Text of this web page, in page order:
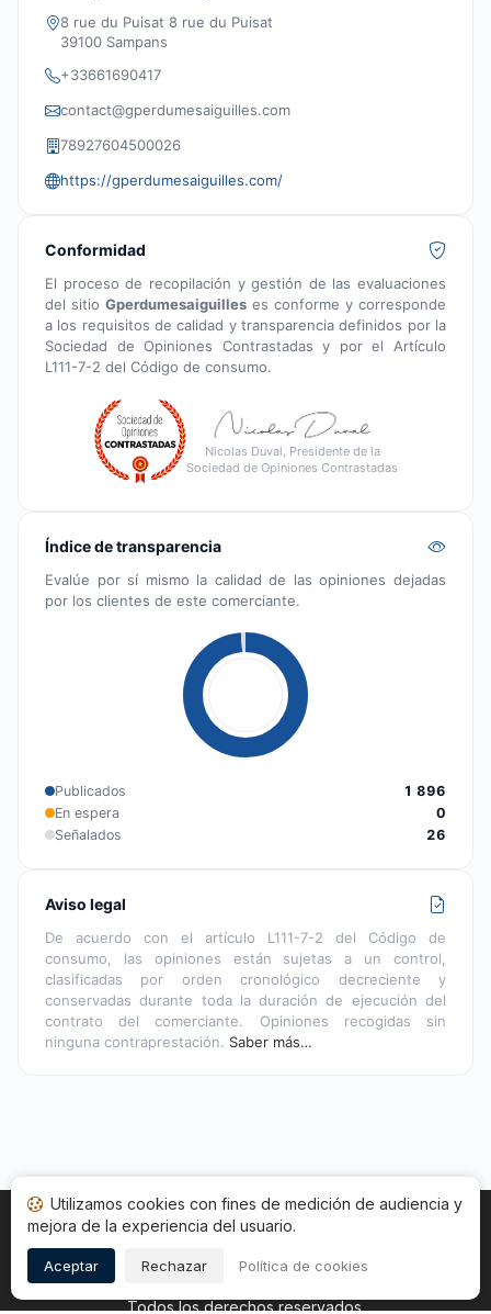
8 rue du Puisat 8 rue du Puisat
39100 Sampans
+33661690417
contact@gperdumesaiguilles.com
78927604500026
https://gperdumesaiguilles.com/
Conformidad
El proceso de recopilación y gestión de las evaluaciones
del sitio Gperdumesaiguilles es conforme y corresponde
a los requisitos de calidad y transparencia definidos por la
Sociedad de Opiniones Contrastadas y por el Artículo
L111-7-2 del Código de consumo.
Nicolas Duval, Presidente de la
Sociedad de Opiniones Contrastadas
Índice de transparencia
Evalúe por sí mismo la calidad de las opiniones dejadas
por los clientes de este comerciante.
Publicados
1 896
En espera
0
Señalados
26
Aviso legal
De acuerdo con el artículo L111-7-2 del Código de
consumo, las opiniones están sujetas a un control,
clasificadas por orden cronológico decreciente y
conservadas durante toda la duración de ejecución del
contrato del comerciante. Opiniones recogidas sin
ninguna contraprestación. Saber más…
Inicio Estado opiniones Categorías
Copyright © 2026
Todos los derechos reservados.
Utilizamos cookies con fines de medición de audiencia y
mejora de la experiencia del usuario.
Aceptar Rechazar Política de cookies